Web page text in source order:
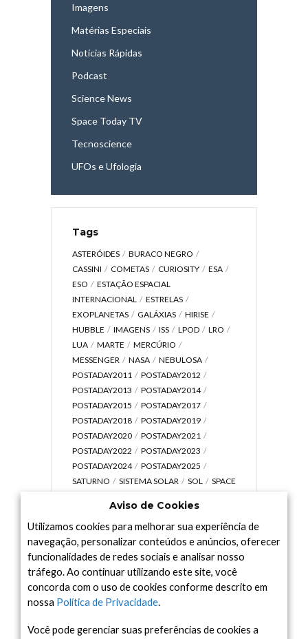
Imagens
Matérias Especiais
Notícias Rápidas
Podcast
Science News
Space Today TV
Tecnoscience
UFOs e Ufologia
Tags
ASTERÓIDES
BURACO NEGRO
CASSINI
COMETAS CURIOSITY
ESA
ESO
ESTAÇÃO ESPACIAL
INTERNACIONAL
ESTRELAS
EXOPLANETAS
GALÁXIAS
HIRISE
HUBBLE
IMAGENS ISS LPOD
LRO
LUA
MARTE
MERCÚRIO
MESSENGER
NASA
NEBULOSA
POSTADAY2011
POSTADAY2012
POSTADAY2013
POSTADAY2014
POSTADAY2015
POSTADAY2017
POSTADAY2018
POSTADAY2019
POSTADAY2020
POSTADAY2021
POSTADAY2022
POSTADAY2023
POSTADAY2024
POSTADAY2025
SATURNO
SISTEMA SOLAR SOL
SPACE
UNIVERSO
VÍDEO
Arquivo
Arquivo
Aviso de Cookies
Utilizamos cookies para melhorar sua experiência de
navegação, personalizar conteúdos e anúncios, oferecer
funcionalidades de redes sociais e analisar nosso
tráfego. Ao continuar utilizando este site, você
concorda com o uso de cookies conforme descrito em
nossa Política de Privacidade.
Você pode gerenciar suas preferências de cookies a